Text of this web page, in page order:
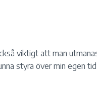
viktigt att man
styra över min egen